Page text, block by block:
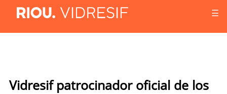
☰
Vidresif patrocinador oficial de los